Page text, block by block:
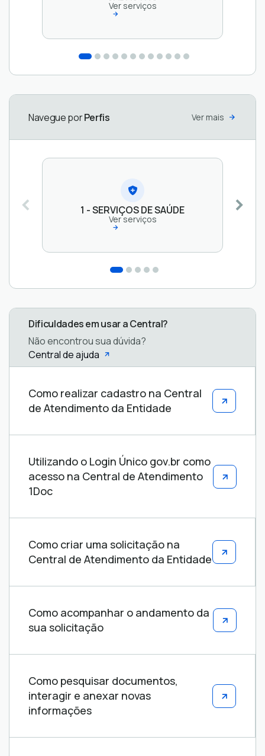
Ver serviços
Navegue porPerfis Ver mais
1 - SERVIÇOS DE SAÚDE
Ver serviços
PREVIDENCIÁRIOS
DE
DE SERVIÇOS
E
Dificuldades em usar a Central?
Não encontrou sua dúvida?
Central de ajuda
Como realizar cadastro na Central
de Atendimento da Entidade
Utilizando o Login Único gov.br como
acesso na Central de Atendimento
1Doc
Como criar uma solicitação na
Central de Atendimento da Entidade
Como acompanhar o andamento da
sua solicitação
Como pesquisar documentos,
interagir e anexar novas
informações